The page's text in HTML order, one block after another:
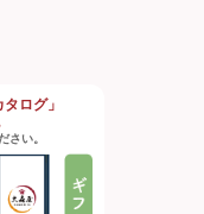
ログ」
さい。